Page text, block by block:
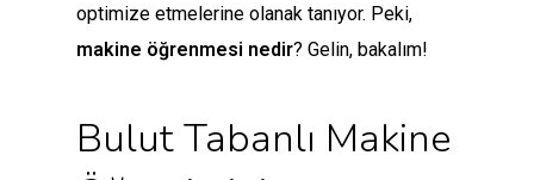
optimize etmelerine olanak tanıyor. Peki,
makine öğrenmesi nedir? Gelin, bakalım!
Bulut Tabanlı Makine